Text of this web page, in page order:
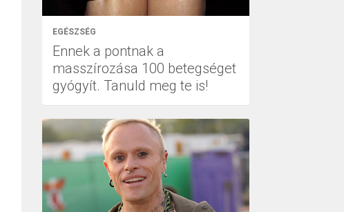
EGÉSZSÉG
Ennek a pontnak a
masszírozása 100 betegséget
gyógyít. Tanuld meg te is!